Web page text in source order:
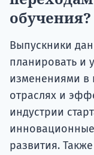
обучения?
Выпускники
планировать и
изменениями в
отраслях и
индустрии
развития.